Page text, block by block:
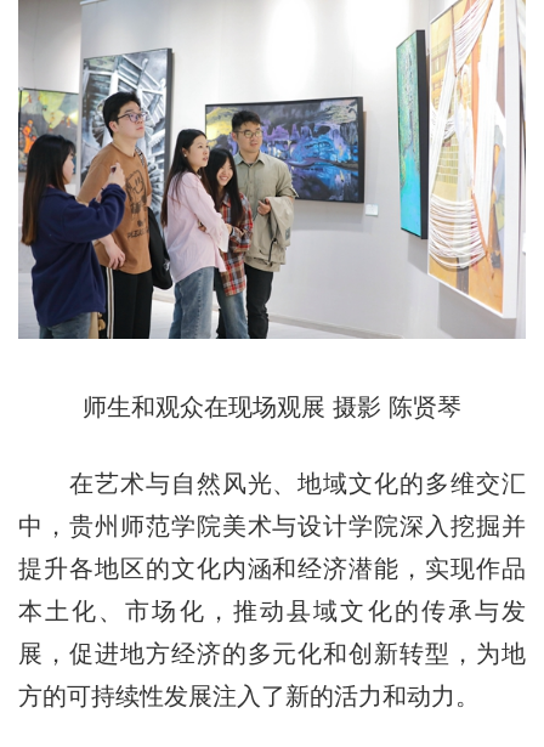
师生和观众在现场观展 摄影 陈贤琴
在艺术与自然风光、地域文化的多维交汇
中，贵州师范学院美术与设计学院深入挖掘并
提升各地区的文化内涵和经济潜能，实现作品
本土化、市场化，推动县域文化的传承与发
展，促进地方经济的多元化和创新转型，为地
方的可持续性发展注入了新的活力和动力。